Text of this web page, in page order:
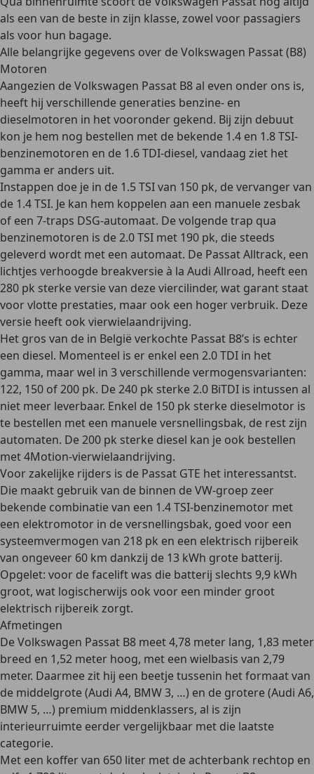
als een van de beste in zijn klasse, zowel voor passagiers
als voor hun bagage.
Alle belangrijke gegevens over de Volkswagen Passat (B8)
Motoren
Aangezien de Volkswagen Passat B8 al even onder ons is,
heeft hij verschillende generaties benzine- en
dieselmotoren in het vooronder gekend. Bij zijn debuut
kon je hem nog bestellen met de bekende 1.4 en 1.8 TSI-
benzinemotoren en de 1.6 TDI-diesel, vandaag ziet het
gamma er anders uit.
Instappen doe je in de 1.5 TSI van 150 pk, de vervanger van
de 1.4 TSI. Je kan hem koppelen aan een manuele zesbak
of een 7-traps DSG-automaat. De volgende trap qua
benzinemotoren is de 2.0 TSI met 190 pk, die steeds
geleverd wordt met een automaat. De Passat Alltrack, een
lichtjes verhoogde breakversie à la Audi Allroad, heeft een
280 pk sterke versie van deze viercilinder, wat garant staat
voor vlotte prestaties, maar ook een hoger verbruik. Deze
versie heeft ook vierwielaandrijving.
Het gros van de in België verkochte Passat B8’s is echter
een diesel. Momenteel is er enkel een 2.0 TDI in het
gamma, maar wel in 3 verschillende vermogensvarianten:
122, 150 of 200 pk. De 240 pk sterke 2.0 BiTDI is intussen al
niet meer leverbaar. Enkel de 150 pk sterke dieselmotor is
te bestellen met een manuele versnellingsbak, de rest zijn
automaten. De 200 pk sterke diesel kan je ook bestellen
met 4Motion-vierwielaandrijving.
Voor zakelijke rijders is de Passat GTE het interessantst.
Die maakt gebruik van de binnen de VW-groep zeer
bekende combinatie van een 1.4 TSI-benzinemotor met
een elektromotor in de versnellingsbak, goed voor een
systeemvermogen van 218 pk en een elektrisch rijbereik
van ongeveer 60 km dankzij de 13 kWh grote batterij.
Opgelet: voor de facelift was die batterij slechts 9,9 kWh
groot, wat logischerwijs ook voor een minder groot
elektrisch rijbereik zorgt.
Afmetingen
De Volkswagen Passat B8 meet 4,78 meter lang, 1,83 meter
breed en 1,52 meter hoog, met een wielbasis van 2,79
meter. Daarmee zit hij een beetje tussenin het formaat van
de middelgrote (Audi A4, BMW 3, …) en de grotere (Audi A6,
BMW 5, …) premium middenklassers, al is zijn
interieurruimte eerder vergelijkbaar met die laatste
categorie.
Met een koffer van 650 liter met de achterbank rechtop en